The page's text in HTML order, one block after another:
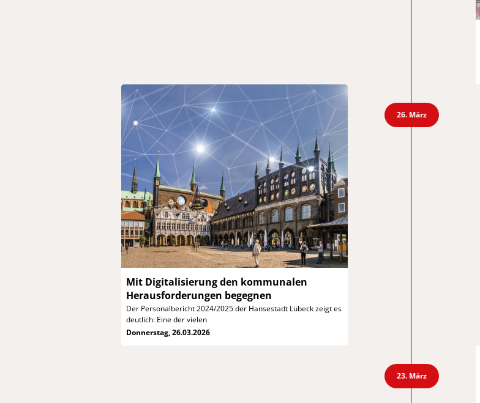
26. März
Mit Digitalisierung den kommunalen
Herausforderungen begegnen
Der Personalbericht 2024/2025 der Hansestadt Lübeck zeigt es
deutlich: Eine der vielen
Donnerstag, 26.03.2026
23. März